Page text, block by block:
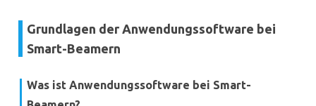
Grundlagen der Anwendungssoftware bei
Smart-Beamern
Was ist Anwendungssoftware bei Smart-